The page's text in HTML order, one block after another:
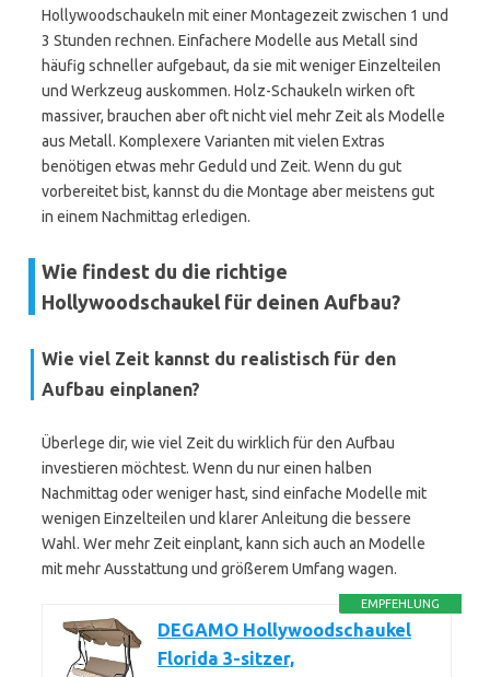
Hollywoodschaukeln mit einer Montagezeit zwischen 1 und
3 Stunden rechnen. Einfachere Modelle aus Metall sind
häufig schneller aufgebaut, da sie mit weniger Einzelteilen
und Werkzeug auskommen. Holz-Schaukeln wirken oft
massiver, brauchen aber oft nicht viel mehr Zeit als Modelle
aus Metall. Komplexere Varianten mit vielen Extras
benötigen etwas mehr Geduld und Zeit. Wenn du gut
vorbereitet bist, kannst du die Montage aber meistens gut
in einem Nachmittag erledigen.
Wie findest du die richtige
Hollywoodschaukel für deinen Aufbau?
Wie viel Zeit kannst du realistisch für den
Aufbau einplanen?
Überlege dir, wie viel Zeit du wirklich für den Aufbau
investieren möchtest. Wenn du nur einen halben
Nachmittag oder weniger hast, sind einfache Modelle mit
wenigen Einzelteilen und klarer Anleitung die bessere
Wahl. Wer mehr Zeit einplant, kann sich auch an Modelle
mit mehr Ausstattung und größerem Umfang wagen.
EMPFEHLUNG
DEGAMO Hollywoodschaukel
Florida 3-sitzer,